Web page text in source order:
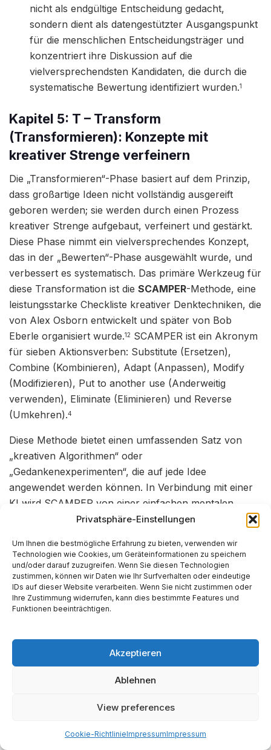
Privatsphäre-Einstellungen
Um Ihnen die bestmögliche Erfahrung zu bieten, verwenden wir
Technologien wie Cookies, um Geräteinformationen zu speichern
und/oder darauf zuzugreifen. Wenn Sie diesen Technologien
zustimmen, können wir Daten wie Ihr Surfverhalten oder eindeutige
IDs auf dieser Website verarbeiten. Wenn Sie nicht zustimmen oder
Ihre Zustimmung widerrufen, kann dies bestimmte Features und
Funktionen beeinträchtigen.
Akzeptieren
Ablehnen
View preferences
Cookie-RichtlinieImpressumImpressum
nicht als endgültige Entscheidung gedacht,
sondern dient als datengestützter Ausgangspunkt
für die menschlichen Entscheidungsträger und
konzentriert ihre Diskussion auf die
vielversprechendsten Kandidaten, die durch die
systematische Bewertung identifiziert wurden.1
Kapitel 5: T – Transform
(Transformieren): Konzepte mit
kreativer Strenge verfeinern
Die „Transformieren“-Phase basiert auf dem Prinzip,
dass großartige Ideen nicht vollständig ausgereift
geboren werden; sie werden durch einen Prozess
kreativer Strenge aufgebaut, verfeinert und gestärkt.
Diese Phase nimmt ein vielversprechendes Konzept,
das in der „Bewerten“-Phase ausgewählt wurde, und
verbessert es systematisch. Das primäre Werkzeug für
diese Transformation ist die SCAMPER-Methode, eine
leistungsstarke Checkliste kreativer Denktechniken, die
von Alex Osborn entwickelt und später von Bob
Eberle organisiert wurde.12 SCAMPER ist ein Akronym
für sieben Aktionsverben: Substitute (Ersetzen),
Combine (Kombinieren), Adapt (Anpassen), Modify
(Modifizieren), Put to another use (Anderweitig
verwenden), Eliminate (Eliminieren) und Reverse
(Umkehren).4
Diese Methode bietet einen umfassenden Satz von
„kreativen Algorithmen“ oder
„Gedankenexperimenten“, die auf jede Idee
angewendet werden können. In Verbindung mit einer
KI wird SCAMPER von einer einfachen mentalen
Checkliste zu einem dynamischen
Anweisungen auf eine Idee mit einer Breite und
Geschwindigkeit anwenden, die für einen Menschen
unmöglich ist. Dies schafft eine „evolutionäre
Sandbox“ für Ideen, die es einem Benutzer ermöglicht,
Dutzende von Variationen seines Kernkonzepts
zu erkunden. Dieser Prozess der kostengünstigen,
schnellen Iteration ermöglicht die Entdeckung
überlegener Versionen der Idee, bevor reale
Die Kernaktivität dieser Phase ist die systematische